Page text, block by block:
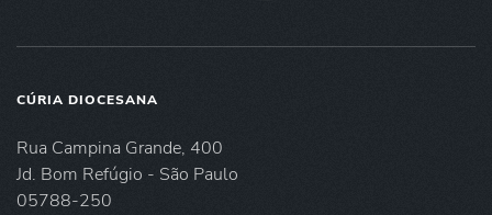
CÚRIA DIOCESANA
Rua Campina Grande, 400
Jd. Bom Refúgio - São Paulo
05788-250